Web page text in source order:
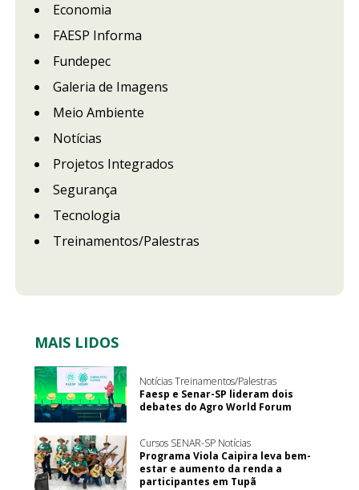
Economia
FAESP Informa
Fundepec
Galeria de Imagens
Meio Ambiente
Notícias
Projetos Integrados
Segurança
Tecnologia
Treinamentos/Palestras
MAIS LIDOS
Notícias Treinamentos/Palestras
Faesp e Senar-SP lideram dois
debates do Agro World Forum
Cursos SENAR-SP Notícias
Programa Viola Caipira leva bem-
estar e aumento da renda a
participantes em Tupã